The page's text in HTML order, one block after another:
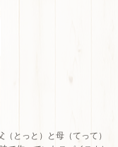
とっと）と母（てって）